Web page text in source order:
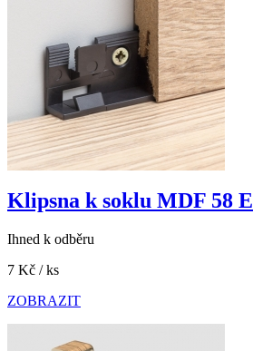
Klipsna k soklu MDF 58 E
Ihned k odběru
7 Kč / ks
ZOBRAZIT